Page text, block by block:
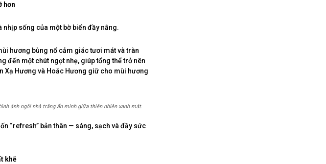
hơn
sống của một bờ biển đầy nắng.
hương bùng nổ cảm giác tươi mát và tràn
đến một chút ngọt nhẹ, giúp tổng thể trở nên
Xạ Hương và Hoắc Hương giữ cho mùi hương
ảnh ngôi nhà trắng ẩn mình giữa thiên nhiên xanh mát.
“refresh” bản thân — sáng, sạch và đầy sức
khẽ